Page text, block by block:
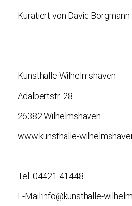
Kuratiert von David Borgmann
Kunsthalle Wilhelmshaven
Adalbertstr. 28
26382 Wilhelmshaven
www.kunsthalle-
Tel. 04421 41448
E-Mail:info@kunsthalle-